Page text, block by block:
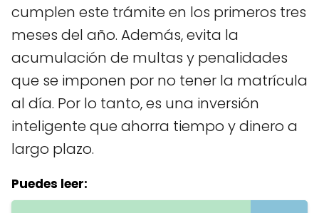
cumplen este trámite en los primeros tres
meses del año. Además, evita la
acumulación de multas y penalidades
que se imponen por no tener la matrícula
al día. Por lo tanto, es una inversión
inteligente que ahorra tiempo y dinero a
largo plazo.
Puedes leer: